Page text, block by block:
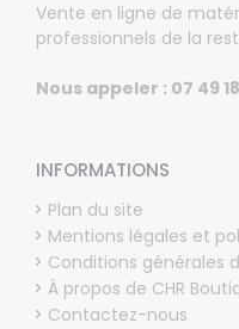
Vente en ligne de
professionnels de la
Nous appeler : 07 49 18
INFORMATIONS
Plan du site
Mentions légales et
Conditions générales
À propos de CHR
Contactez-nous